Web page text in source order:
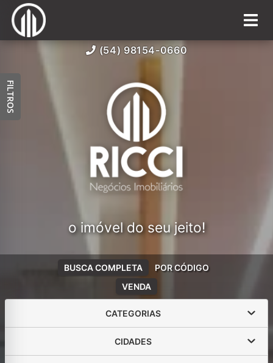
(54) 98154-0660
o imóvel do seu jeito!
VENDA
BUSCA COMPLETA POR CÓDIGO
CATEGORIAS
CIDADES
FILTROS